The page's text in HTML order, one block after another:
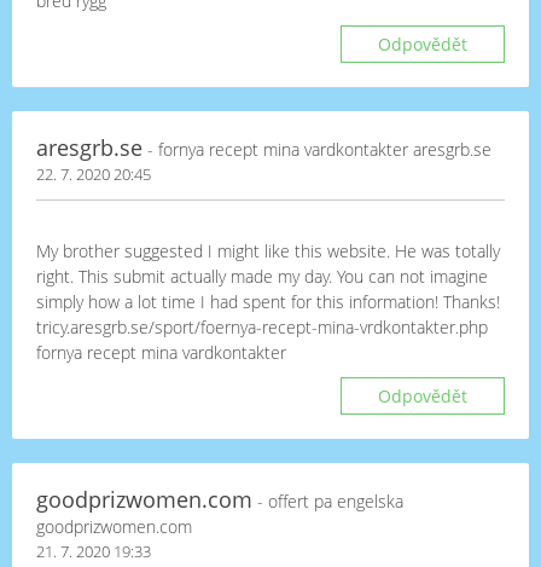
Odpovědět
aresgrb.se - fornya recept mina vardkontakter aresgrb.se
22. 7. 2020 20:45
My brother suggested I might like this website. He was totally
right. This submit actually made my day. You can not imagine
simply how a lot time I had spent for this information! Thanks!
tricy.aresgrb.se/sport/foernya-recept-mina-vrdkontakter.php
fornya recept mina vardkontakter
Odpovědět
goodprizwomen.com - offert pa engelska
goodprizwomen.com
21. 7. 2020 19:33